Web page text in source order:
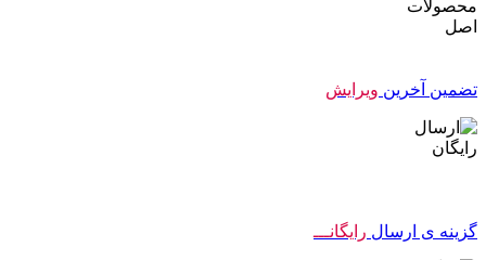
تضمین آخرین ویرایش
گزینه ی ارسال رایگانـــ